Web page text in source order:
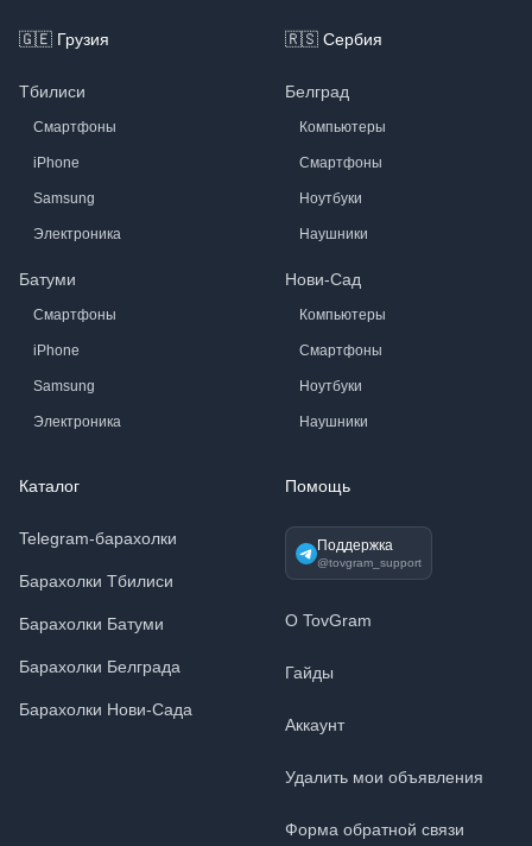
🇬🇪 Грузия
Тбилиси
Смартфоны
iPhone
Samsung
Электроника
Батуми
Смартфоны
iPhone
Samsung
Электроника
🇷🇸 Сербия
Белград
Компьютеры
Смартфоны
Ноутбуки
Наушники
Нови-Сад
Компьютеры
Смартфоны
Ноутбуки
Наушники
Каталог
Telegram-барахолки
Барахолки Тбилиси
Барахолки Батуми
Барахолки Белграда
Барахолки Нови-Сада
Помощь
Поддержка
@tovgram_support
О TovGram
Гайды
Аккаунт
Удалить мои объявления
Форма обратной связи